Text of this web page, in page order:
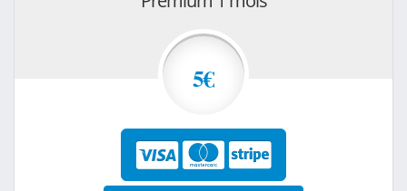
5€